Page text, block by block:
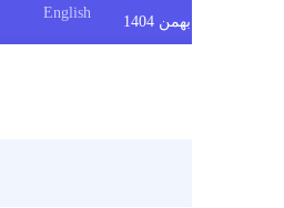
English